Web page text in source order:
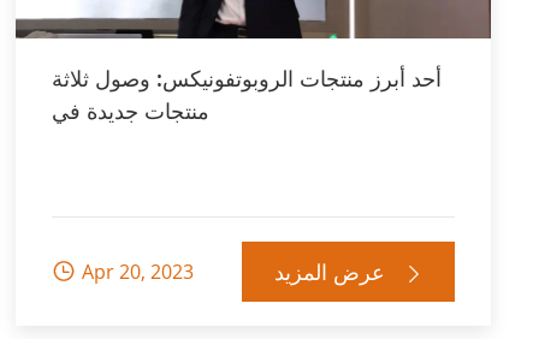
أحد أبرز منتجات الروبوتفونيكس: وصول ثلاثة
منتجات جديدة في
 Apr 20, 2023 عرض المزيد 